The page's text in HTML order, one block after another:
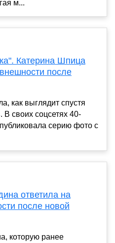
м...
Катерина Шпица
после
как выглядит спустя
своих соцсетях 40-
серию фото с
ответила на
после новой
которую ранее